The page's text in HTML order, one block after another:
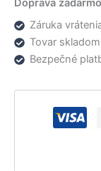
Doprava
Záruka
Tovar
Bezpečné